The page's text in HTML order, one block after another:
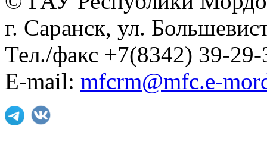
г. Саранск, ул.
Тел./факс +7(8342) 39-29-
E-mail: mfcrm@mfc.e-